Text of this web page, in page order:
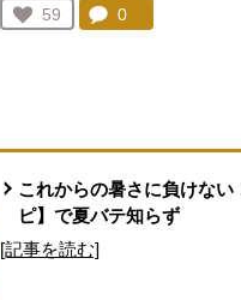
お気に入り登録：
59
人が登録
コメント：
0
これからの暑さに負けない
ピ】で夏バテ知らず
[記事を読む]